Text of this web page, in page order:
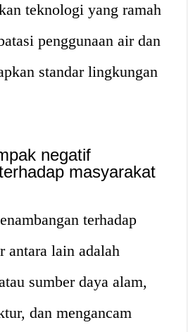
teknologi yang ramah
penggunaan air dan
standar lingkungan
negatif
masyarakat
terhadap
antara lain adalah
sumber daya alam,
dan mengancam